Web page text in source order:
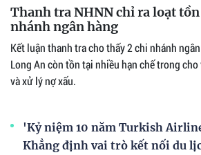
Thanh tra NHNN chỉ ra loạt
nhánh ngân hàng
Kết luận thanh tra cho thấy 2 chi nhánh
Long An còn tồn tại nhiều hạn chế trong cho
và xử lý nợ xấu.
'Kỷ niệm 10 năm Turkish
Khẳng định vai trò kết nối du